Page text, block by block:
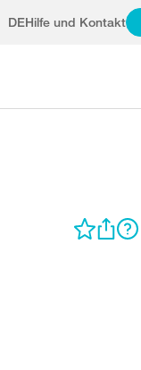
DEHilfe und Kontakt